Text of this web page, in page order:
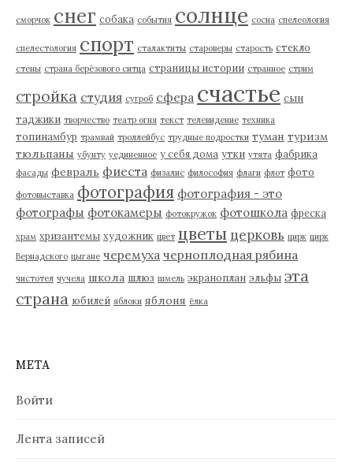
сморчок снег собака события солнце сосна спелеология
спелестология спорт сталактиты староверы старость стекло
стены страна берёзового ситца страницы истории странное стрим
стройка студия сугроб сфера счастье сын
таджики творчество театр огня текст телевидение техника
топинамбур трамвай троллейбус трудные подростки туман туризм
тюльпаны убунту уединенное у себя дома утки утята фабрика
фасады февраль фиеста физалис философия флаги флот фото
фотовыставка фотография фотография - это
фотографы фотокамеры фотокружок фотошкола фреска
храм хризантемы художник цвет цветы церковь цирк цирк
Вернадского цыгане черемуха черноплодная рябина
чистотел чучела школа шлюз шмель экраноплан эльфы эта
страна юбилей яблоки яблоня ёлка
МЕТА
Войти
Лента записей